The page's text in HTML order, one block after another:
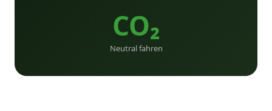
CO₂
Neutral fahren